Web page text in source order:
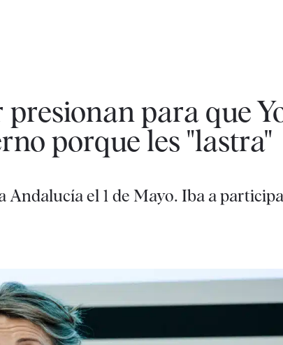
presionan para que
porque les "lastra"
Andalucía el 1 de Mayo. Iba a